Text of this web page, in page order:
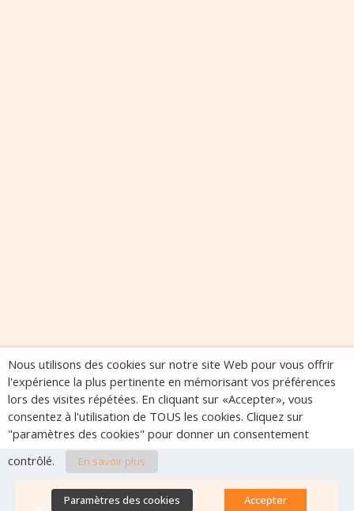
Nous utilisons des cookies sur notre site Web pour vous offrir
l'expérience la plus pertinente en mémorisant vos préférences
lors des visites répétées. En cliquant sur «Accepter», vous
consentez à l'utilisation de TOUS les cookies. Cliquez sur
"paramètres des cookies" pour donner un consentement
contrôlé.
En savoir plus
Paramètres des cookies Accepter